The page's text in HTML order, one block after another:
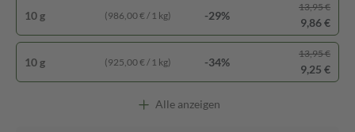
10 g (986,00 € / 1 kg) -29%
13,95 €
9,86 €
10 g (925,00 € / 1 kg) -34%
13,95 €
9,25 €
Alle anzeigen